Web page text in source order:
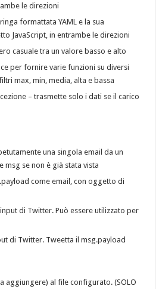
le direzioni
formattata YAML e la sua
JavaScript, in entrambe le direzioni
casuale tra un valore basso e alto
per fornire varie funzioni su diversi
max, min, media, alta e bassa
– trasmette solo i dati se il carico
una singola email da un
msg se non è già stata vista
come email, con oggetto di
di Twitter. Può essere utilizzato per
di Twitter. Tweetta il msg.payload
aggiungere) al file configurato. (SOLO